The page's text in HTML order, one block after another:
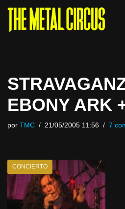
Saltar
EBONY ARK
por TMC 21/05/2005 11:56 7
CONCIERTO